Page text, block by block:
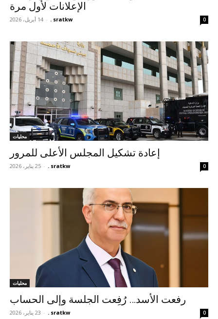
الإعلانات لأول مرة
sratkw .
- 14 أبريل، 2026 0
محليات
إعادة تشكيل المجلس الأعلى للمرور
sratkw .
- 25 يناير، 2026 0
محليات
رفعت الأسد… رُفِعت الجلسة وإلى الحساب
sratkw .
- 23 يناير، 2026 0